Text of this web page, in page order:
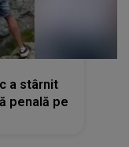
a stârnit
penală pe